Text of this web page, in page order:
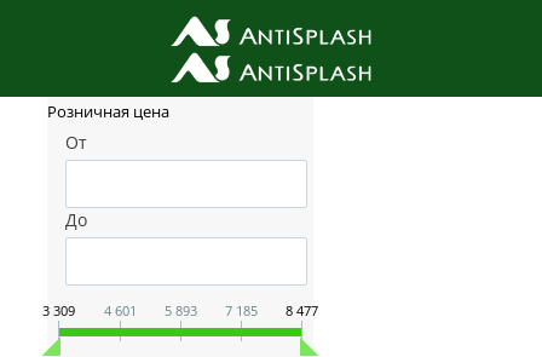
Фильтр товаров
Розничная цена
От
До
3 309 4 601 5 893 7 185 8 477